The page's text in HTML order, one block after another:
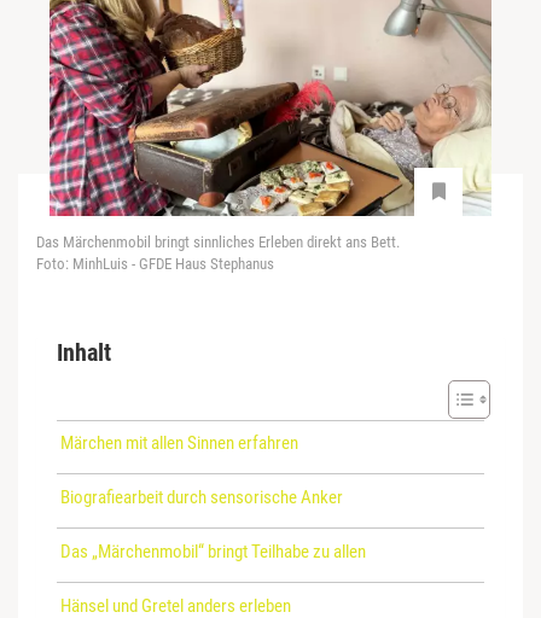
Das Märchenmobil bringt sinnliches Erleben direkt ans Bett.
Foto: MinhLuis - GFDE Haus Stephanus
Inhalt
Märchen mit allen Sinnen erfahren
Biografiearbeit durch sensorische Anker
Das „Märchenmobil“ bringt Teilhabe zu allen
Hänsel und Gretel anders erleben